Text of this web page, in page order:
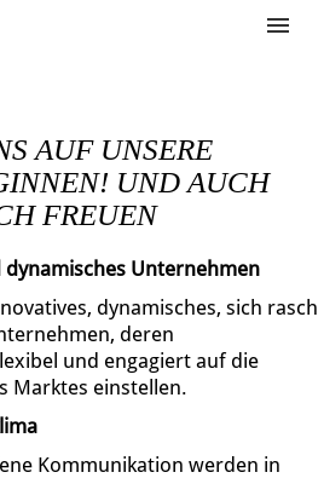
AUF UNSERE
UND AUCH
FREUEN
Unternehmen
dynamisches, sich rasch
deren
und engagiert auf die
Marktes einstellen.
Kommunikation werden in